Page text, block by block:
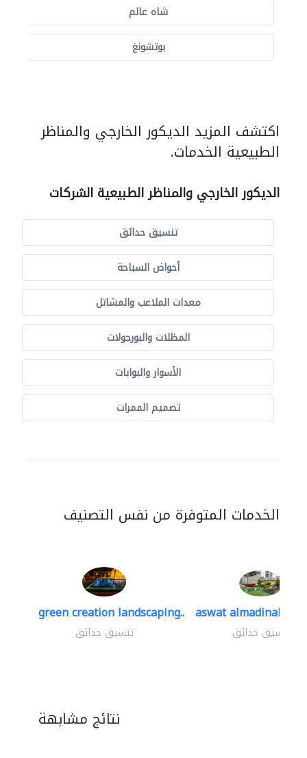
شاه عالم
بوتشونغ
اكتشف المزيد الديكور الخارجي والمناظر
الطبيعية الخدمات.
الديكور الخارجي والمناظر الطبيعية الشركات
تنسيق حدائق
أحواض السباحة
معدات الملاعب والمشاتل
المظلات والبورجولات
الأسوار والبوابات
تصميم الممرات
الخدمات المتوفرة من نفس التصنيف
green creation landscaping..
تنسيق حدائق
aswat almadinah
تنسيق حدائق
نتائج مشابهة